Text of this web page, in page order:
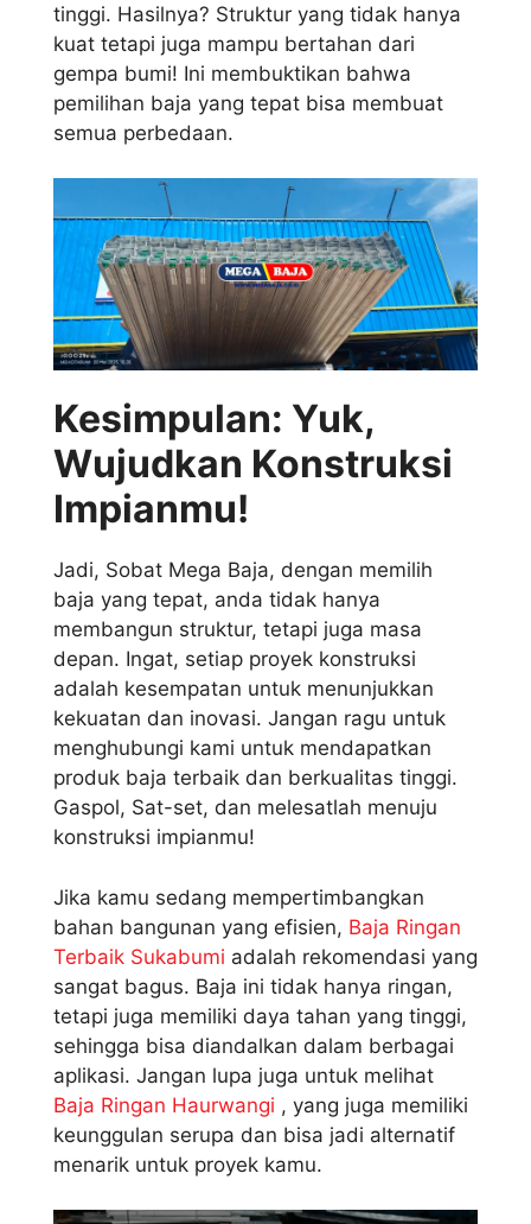
tinggi. Hasilnya? Struktur yang tidak hanya
kuat tetapi juga mampu bertahan dari
gempa bumi! Ini membuktikan bahwa
pemilihan baja yang tepat bisa membuat
semua perbedaan.
Kesimpulan: Yuk,
Wujudkan Konstruksi
Impianmu!
Jadi, Sobat Mega Baja, dengan memilih
baja yang tepat, anda tidak hanya
membangun struktur, tetapi juga masa
depan. Ingat, setiap proyek konstruksi
adalah kesempatan untuk menunjukkan
kekuatan dan inovasi. Jangan ragu untuk
menghubungi kami untuk mendapatkan
produk baja terbaik dan berkualitas tinggi.
Gaspol, Sat-set, dan melesatlah menuju
konstruksi impianmu!
Jika kamu sedang mempertimbangkan
bahan bangunan yang efisien, Baja Ringan
Terbaik Sukabumi adalah rekomendasi yang
sangat bagus. Baja ini tidak hanya ringan,
tetapi juga memiliki daya tahan yang tinggi,
sehingga bisa diandalkan dalam berbagai
aplikasi. Jangan lupa juga untuk melihat
Baja Ringan Haurwangi , yang juga memiliki
keunggulan serupa dan bisa jadi alternatif
menarik untuk proyek kamu.